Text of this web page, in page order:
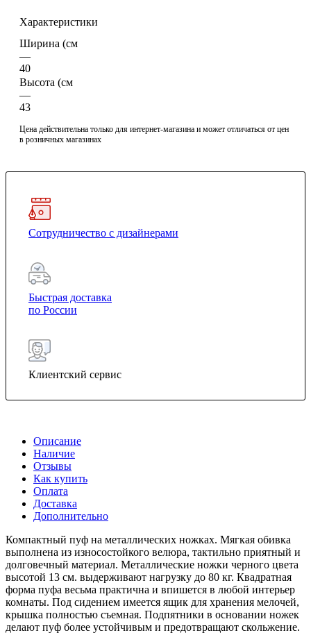
Характеристики
Ширина (см
—
40
Высота (см
—
43
Цена действительна только для интернет-магазина и может отличаться от цен
в розничных магазинах
Сотрудничество с дизайнерами
Быстрая доставка
по России
Клиентский сервис
Описание
Наличие
Отзывы
Как купить
Оплата
Доставка
Дополнительно
Компактный пуф на металлических ножках. Мягкая обивка
выполнена из износостойкого велюра, тактильно приятный и
долговечный материал. Металлические ножки черного цвета
высотой 13 см. выдерживают нагрузку до 80 кг. Квадратная
форма пуфа весьма практична и впишется в любой интерьер
комнаты. Под сидением имеется ящик для хранения мелочей,
крышка полностью съемная. Подпятники в основании ножек
делают пуф более устойчивым и предотвращают скольжение.